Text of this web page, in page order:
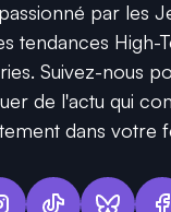
par les
tendances High-
Suivez-nous
de l'actu qui
dans votre